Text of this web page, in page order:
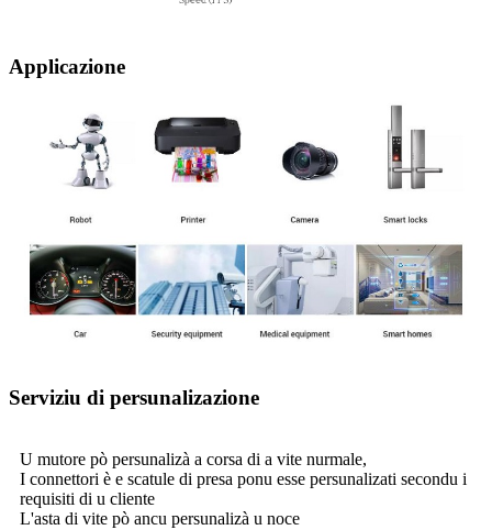
Applicazione
Serviziu di persunalizazione
U mutore pò persunalizà a corsa di a vite nurmale,
I connettori è e scatule di presa ponu esse persunalizati secondu i
requisiti di u cliente
L'asta di vite pò ancu persunalizà u noce